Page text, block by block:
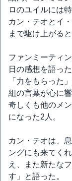
ロのユイルには
カン・テオとイ
まで駆け上がる
ファンミーティ
日の感想を語っ
「力をもらった
組の言葉が心に響
奇しくも他のメ
になった2人。
カン・テオは、
ングにも来てく
え、また新たな
す」と語った。